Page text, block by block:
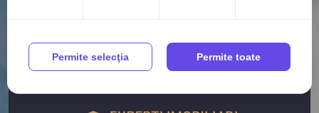
Spatii comerciale de inchiriat 1 camera
Spatii comerciale de inchiriat 2 camere
Permite selecţia Permite toate